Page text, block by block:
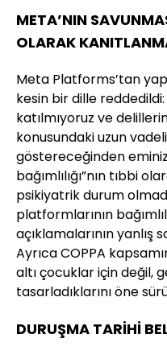
META’NIN
OLARAK
Meta Platforms’tan
kesin bir dille
katılmıyoruz ve
konusundaki uzun
göstereceğinden
bağımlılığı”nın tıbbi
psikiyatrik durum
platformlarının
açıklamalarının yanlış
Ayrıca COPPA
altı çocuklar için değil,
tasarladıklarını öne
DURUŞMA TARİHİ